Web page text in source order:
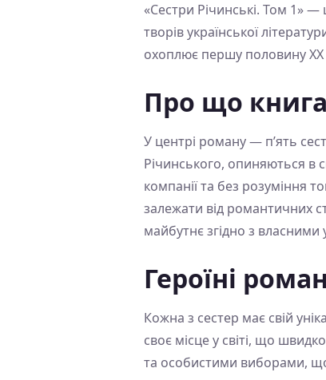
«Сестри Річинські. Том 1»
творів української
охоплює першу половину ХХ
Про що книга
У центрі роману — п’ять
Річинського, опиняються в
компанії та без розуміння
залежати від романтичних
майбутнє згідно з власними
Героїні
Кожна з сестер має свій
своє місце у світі, що
та особистими виборами,